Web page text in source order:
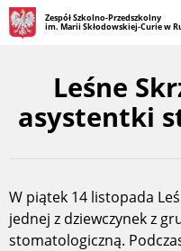
Zespół Szkolno-Przedszkolny
im. Marii Skłodowskiej-Curie w
Leśne
asystentki
W piątek 14 listopada
jednej z dziewczynek z
stomatologiczną.